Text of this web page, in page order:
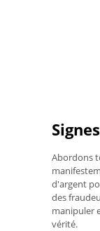
Abordons
d'argent
des
manipuler
vérité.